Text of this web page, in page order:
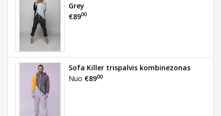
Grey
€8900
Sofa Killer trispalvis kombinezonas
Nuo €8900